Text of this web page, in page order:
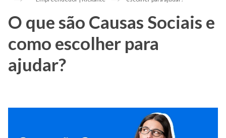
O que são Causas Sociais e
como escolher para
ajudar?